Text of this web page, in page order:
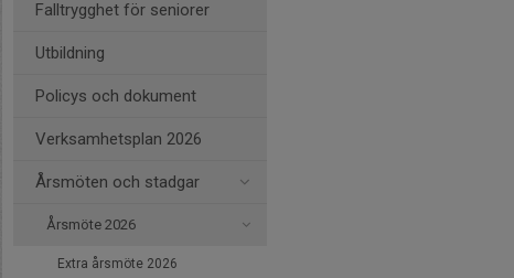
Falltrygghet för seniorer
Utbildning
Policys och dokument
Verksamhetsplan 2026
Årsmöten och stadgar
Årsmöte 2026
Extra årsmöte 2026